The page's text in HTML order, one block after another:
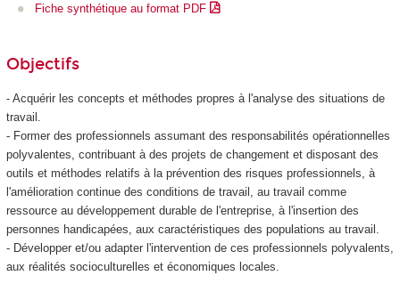
Fiche synthétique au format PDF
Objectifs
- Acquérir les concepts et méthodes propres à l'analyse des situations de
travail.
- Former des professionnels assumant des responsabilités opérationnelles
polyvalentes, contribuant à des projets de changement et disposant des
outils et méthodes relatifs à la prévention des risques professionnels, à
l'amélioration continue des conditions de travail, au travail comme
ressource au développement durable de l'entreprise, à l'insertion des
personnes handicapées, aux caractéristiques des populations au travail.
- Développer et/ou adapter l'intervention de ces professionnels polyvalents,
aux réalités socioculturelles et économiques locales.